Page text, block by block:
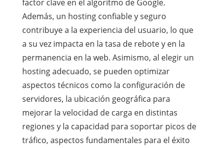
factor clave en el algoritmo de Google.
Además, un hosting confiable y seguro
contribuye a la experiencia del usuario, lo que
a su vez impacta en la tasa de rebote y en la
permanencia en la web. Asimismo, al elegir un
hosting adecuado, se pueden optimizar
aspectos técnicos como la configuración de
servidores, la ubicación geográfica para
mejorar la velocidad de carga en distintas
regiones y la capacidad para soportar picos de
tráfico, aspectos fundamentales para el éxito